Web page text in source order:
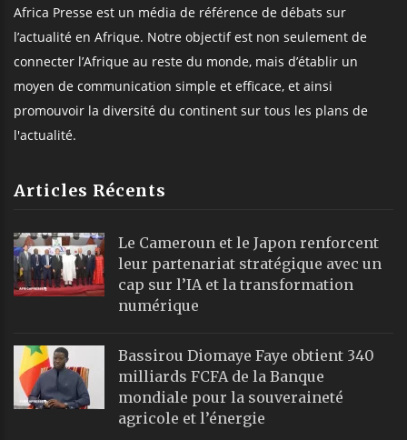
Africa Presse est un média de référence de débats sur
l’actualité en Afrique. Notre objectif est non seulement de
connecter l’Afrique au reste du monde, mais d’établir un
moyen de communication simple et efficace, et ainsi
promouvoir la diversité du continent sur tous les plans de
l'actualité.
Articles Récents
Le Cameroun et le Japon renforcent
leur partenariat stratégique avec un
cap sur l’IA et la transformation
numérique
Bassirou Diomaye Faye obtient 340
milliards FCFA de la Banque
mondiale pour la souveraineté
agricole et l’énergie